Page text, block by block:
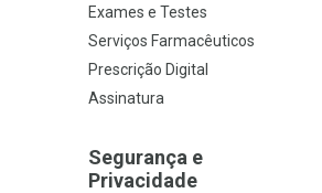
Exames e Testes
Serviços Farmacêuticos
Prescrição Digital
Assinatura
Segurança e
Privacidade